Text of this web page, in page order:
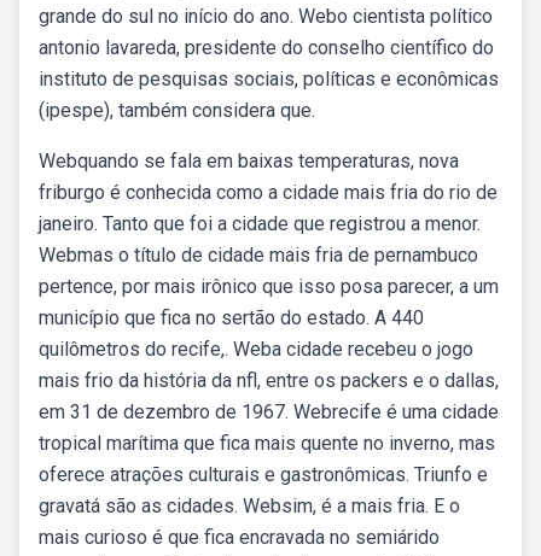
grande do sul no início do ano. Webo cientista político
antonio lavareda, presidente do conselho científico do
instituto de pesquisas sociais, políticas e econômicas
(ipespe), também considera que.
Webquando se fala em baixas temperaturas, nova
friburgo é conhecida como a cidade mais fria do rio de
janeiro. Tanto que foi a cidade que registrou a menor.
Webmas o título de cidade mais fria de pernambuco
pertence, por mais irônico que isso posa parecer, a um
município que fica no sertão do estado. A 440
quilômetros do recife,. Weba cidade recebeu o jogo
mais frio da história da nfl, entre os packers e o dallas,
em 31 de dezembro de 1967. Webrecife é uma cidade
tropical marítima que fica mais quente no inverno, mas
oferece atrações culturais e gastronômicas. Triunfo e
gravatá são as cidades. Websim, é a mais fria. E o
mais curioso é que fica encravada no semiárido